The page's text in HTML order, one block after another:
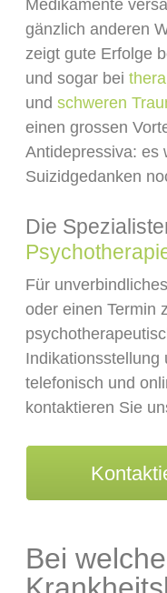
Medikamente
gänzlich anderen
zeigt gute Erfolge
und sogar bei
und schweren
einen grossen
Antidepressiva: es
Suizidgedanken
Die
Für
oder einen Termin
Indikationsstellung
telefonisch und
kontaktieren Sie
Bei